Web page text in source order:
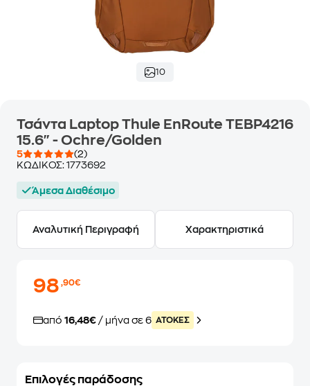
10
Τσάντα Laptop Thule EnRoute TEBP4216
15.6" - Ochre/Golden
5
(2)
ΚΩΔΙΚΟΣ: 1773692
Άμεσα Διαθέσιμο
Αναλυτική Περιγραφή Χαρακτηριστικά
98,90€
από 16,48€ / μήνα σε 6 ATOKEΣ
Επιλογές παράδοσης